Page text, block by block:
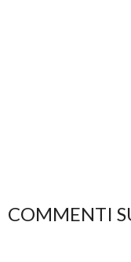
COMMENTI